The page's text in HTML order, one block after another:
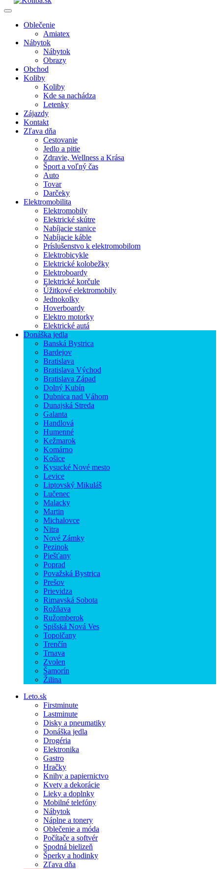
Oblečenie
Amiatex
Nábytok
Nábytok
Obrazy
Obchod
Koliby
Koliby
Kde sa nachádza
Letenky
Zájazdy
Kontakt
Zľava dňa
Cestovanie
Jedlo a pitie
Zdravie, Wellness a Krása
Šport a voľný čas
Auto
Tovar
Darčeky
Elektromobilita
Elektromobily
Elektrické skútre
Nabíjacie stanice
Nabíjacie káble
Príslušenstvo k elektromobilom
Elektrobicykle
Elektrické kolobežky
Elektroboardy
Elektrické korčule
Úžitkové elektromobily
Jednokolky
Hoverboardy
Elektro motorky
Elektrické autá
Donáška jedla
Banská Bystrica
Bardejov
Bratislava
Bratislava Východ
Bratislava Západ
Dolný Kubín
Dubnica nad Váhom
Dunajská Streda
Galanta
Handlová
Humenné
Kežmarok
Komárno
Košice
Kysucké Nové mesto
Levice
Liptovský Mikuláš
Lučenec
Malacky
Martin
Michalovce
Nitra
Nové Zámky
Pezinok
Piešťany
Poprad
Považská Bystrica
Prešov
Prievidza
Rimavská Sobota
Rožňava
Ružomberok
Spišská Nová Ves
Topolčany
Trenčín
Trnava
Zvolen
Šamorín
Žilina
Leto.sk
Firstminute
Lastminute
Disky a pneumatiky
Donáška jedla
Drogéria
Elektronika
Gastro
Hračky
Knihy a papiernictvo
Kvety a dekorácie
Lieky a doplnky
Mobilné telefóny
Nábytok
Náplne a tonery
Oblečenie a móda
Počítače a softvér
Spodná bielizeň
Šperky a hodinky
Zľava dňa